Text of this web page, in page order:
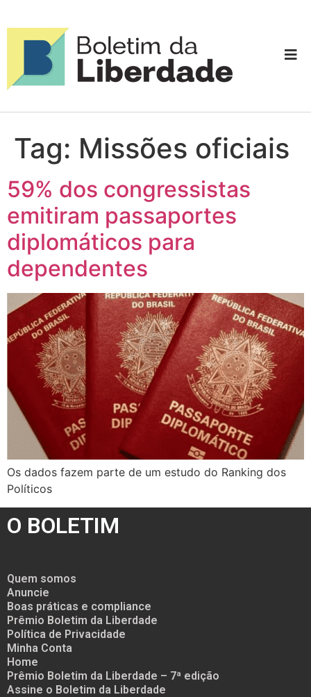
Tag: Missões oficiais
59% dos congressistas
emitiram passaportes
diplomáticos para
dependentes
Os dados fazem parte de um estudo do Ranking dos
Políticos
O BOLETIM
Quem somos
Anuncie
Boas práticas e compliance
Prêmio Boletim da Liberdade
Política de Privacidade
Minha Conta
Home
Prêmio Boletim da Liberdade – 7ª edição
Assine o Boletim da Liberdade